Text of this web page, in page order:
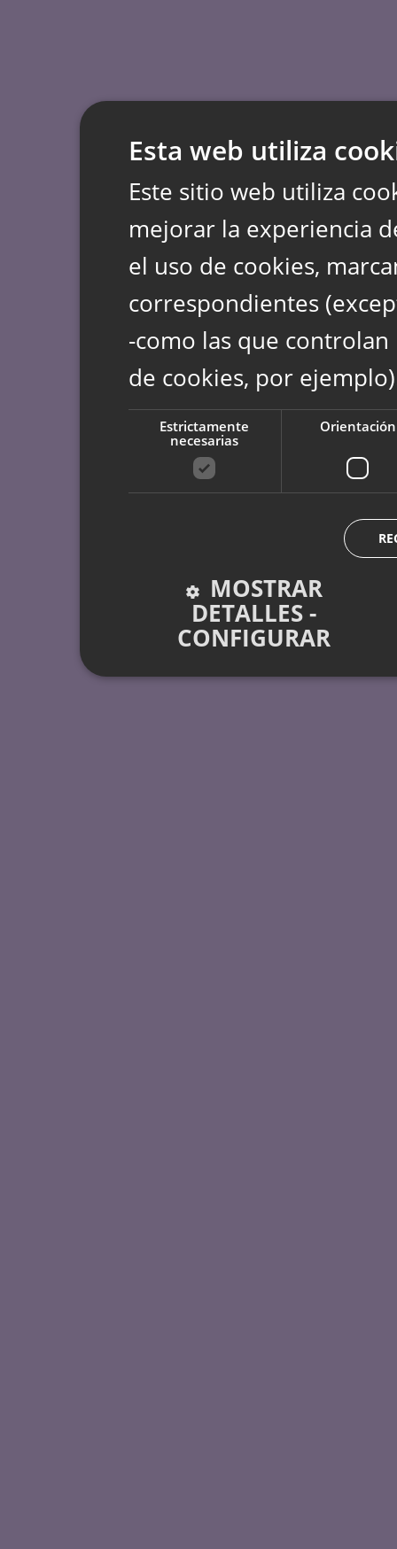
Esta web utiliza
Este sitio web utiliza
mejorar la experiencia
el uso de cookies,
correspondientes
-como las que
de cookies, por
Estrictamente
necesarias
Orientación
MOSTRAR
DETALLES -
CONFIGURAR